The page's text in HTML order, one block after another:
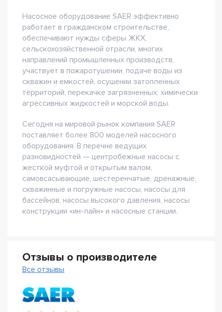
Насосное оборудование SAER эффективно
работает в гражданском строительстве,
обеспечивают нужды сферы ЖКХ,
сельскохозяйственной отрасли, многих
направлений промышленных производств,
участвует в пожаротушении, подаче воды из
скважин и емкостей, осушении затопленных
территорий, перекачке загрязненных, химически
агрессивных жидкостей и морской воды.
Сегодня на мировой рынок компания SAER
поставляет более 800 моделей насосного
оборудования. В перечне ведущих
разновидностей — центробежные насосы с
жесткой муфтой и открытым валом,
самовсасывающие, шестеренчатые, дренажные,
скважинные и погружные насосы, насосы для
бассейнов, насосы высокого давления, насосы
конструкции «ин-лайн» и насосные станции.
Отзывы о производителе
Все отзывы